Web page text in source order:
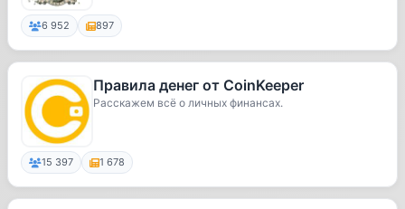
6 952 897
Правила денег от CoinKeeper
Расскажем всё о личных финансах.
15 397 1 678